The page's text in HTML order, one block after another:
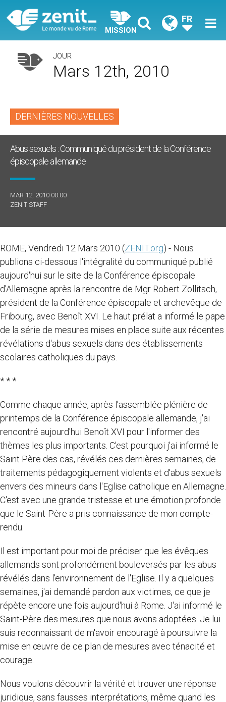
MISSION
FR
JOUR
Mars 12th, 2010
DERNIÈRES NOUVELLES
Abus sexuels : Communiqué du président de la Conférence
épiscopale allemande
MAR 12, 2010 00:00
ZENIT STAFF
ROME, Vendredi 12 Mars 2010 (ZENIT.org) - Nous
publions ci-dessous l'intégralité du communiqué publié
aujourd'hui sur le site de la Conférence épiscopale
d'Allemagne après la rencontre de Mgr Robert Zollitsch,
président de la Conférence épiscopale et archevêque de
Fribourg, avec Benoît XVI. Le haut prélat a informé le pape
de la série de mesures mises en place suite aux récentes
révélations d'abus sexuels dans des établissements
scolaires catholiques du pays.
* * *
Comme chaque année, après l'assemblée plénière de
printemps de la Conférence épiscopale allemande, j'ai
rencontré aujourd'hui Benoît XVI pour l'informer des
thèmes les plus importants. C'est pourquoi j'ai informé le
Saint Père des cas, révélés ces dernières semaines, de
traitements pédagogiquement violents et d'abus sexuels
envers des mineurs dans l'Eglise catholique en Allemagne.
C'est avec une grande tristesse et une émotion profonde
que le Saint-Père a pris connaissance de mon compte-
rendu.
Il est important pour moi de préciser que les évêques
allemands sont profondément bouleversés par les abus
révélés dans l'environnement de l'Eglise. Il y a quelques
semaines, j'ai demandé pardon aux victimes, ce que je
répète encore une fois aujourd'hui à Rome. J'ai informé le
Saint-Père des mesures que nous avons adoptées. Je lui
suis reconnaissant de m'avoir encouragé à poursuivre la
mise en œuvre de ce plan de mesures avec ténacité et
courage.
Nous voulons découvrir la vérité et trouver une réponse
juridique, sans fausses interprétations, même quand les